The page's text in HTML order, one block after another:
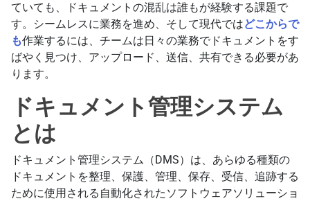
ていても、ドキュメントの混乱は誰もが経験する課題で
す。シームレスに業務を進め、そして現代ではどこからで
も作業するには、チームは日々の業務でドキュメントをす
ばやく見つけ、アップロード、送信、共有できる必要があ
ります。
ドキュメント管理システム
とは
ドキュメント管理システム（DMS）は、あらゆる種類の
ドキュメントを整理、保護、管理、保存、受信、追跡する
ために使用される自動化されたソフトウェアソリューショ